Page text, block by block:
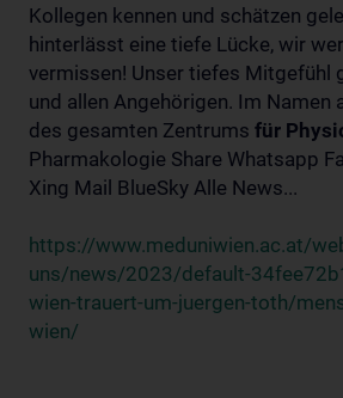
Kollegen kennen und schätzen
hinterlässt eine tiefe Lücke, wir
vermissen! Unser tiefes Mitgefühl
und allen Angehörigen. Im Namen
des gesamten Zentrums für
Pharmakologie Share Whatsapp
Xing Mail BlueSky Alle News...
https://www.meduniwien.ac.at/
uns/news/2023/default-
wien-trauert-um-juergen-toth/
wien/